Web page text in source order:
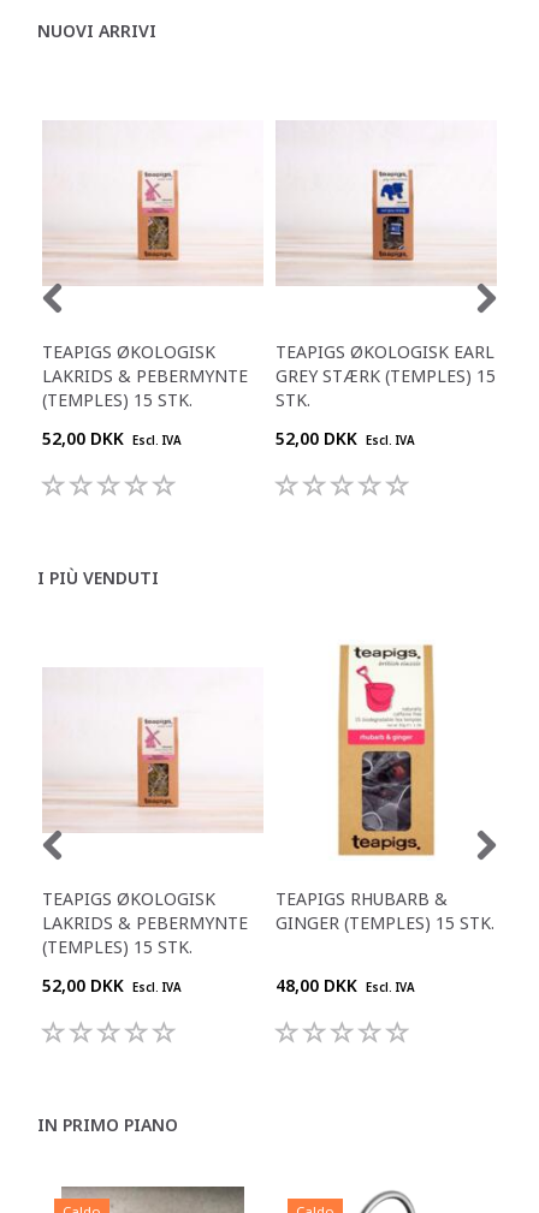
NUOVI ARRIVI
TEAPIGS ØKOLOGISK
LAKRIDS & PEBERMYNTE
(TEMPLES) 15 STK.
52,00 DKK Escl. IVA
TEAPIGS ØKOLOGISK EARL
GREY STÆRK (TEMPLES) 15
STK.
52,00 DKK Escl. IVA
I PIÙ VENDUTI
TEAPIGS ØKOLOGISK
LAKRIDS & PEBERMYNTE
(TEMPLES) 15 STK.
52,00 DKK Escl. IVA
TEAPIGS RHUBARB &
GINGER (TEMPLES) 15 STK.
48,00 DKK Escl. IVA
IN PRIMO PIANO